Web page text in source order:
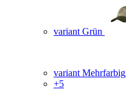
variant Grün
variant Mehrfarbig
+5